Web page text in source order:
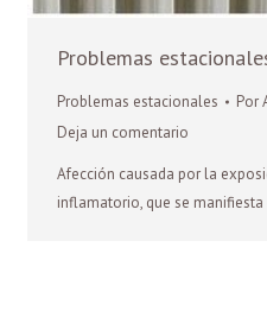
Problemas
Problemas estacionales Por
Deja un comentario
Afección causada por la
inflamatorio, que se